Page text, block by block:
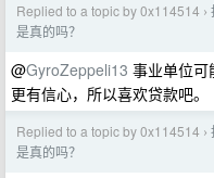
Replied to a topic by 0x114514 ›
是真的吗？
@GyroZeppeli13 事业单位可
更有信心，所以喜欢贷款吧。
Replied to a topic by 0x114514 ›
是真的吗？